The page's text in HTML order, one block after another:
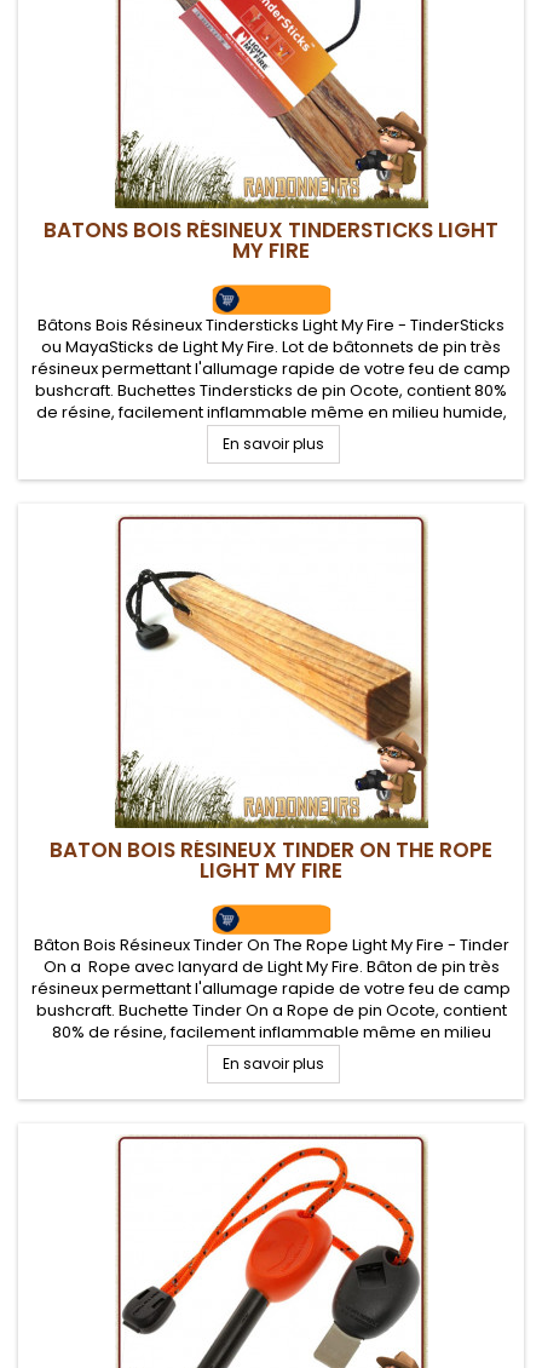
BATONS BOIS RÉSINEUX TINDERSTICKS LIGHT
MY FIRE
Bâtons Bois Résineux Tindersticks Light My Fire - TinderSticks
ou MayaSticks de Light My Fire. Lot de bâtonnets de pin très
résineux permettant l'allumage rapide de votre feu de camp
bushcraft. Buchettes Tindersticks de pin Ocote, contient 80%
de résine, facilement inflammable même en milieu humide,
flamme intense.
En savoir plus
BATON BOIS RÉSINEUX TINDER ON THE ROPE
LIGHT MY FIRE
Bâton Bois Résineux Tinder On The Rope Light My Fire - Tinder
On a Rope avec lanyard de Light My Fire. Bâton de pin très
résineux permettant l'allumage rapide de votre feu de camp
bushcraft. Buchette Tinder On a Rope de pin Ocote, contient
80% de résine, facilement inflammable même en milieu
humide, flamme intense..
En savoir plus